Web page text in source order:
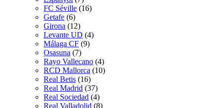
FC Séville (16)
Getafe (6)
Girona (12)
Levante UD (4)
Málaga CF (9)
Osasuna (7)
Rayo Vallecano (4)
RCD Mallorca (10)
Real Betis (16)
Real Madrid (37)
Real Sociedad (4)
Real Valladolid (8)